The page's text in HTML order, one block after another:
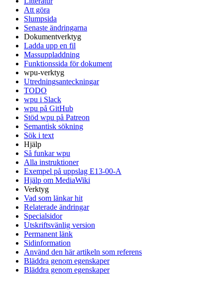
Att göra
Slumpsida
Senaste ändringarna
Dokumentverktyg
Ladda upp en fil
Massuppladdning
Funktionssida för dokument
wpu-verktyg
Utredningsanteckningar
TODO
wpu i Slack
wpu på GitHub
Stöd wpu på Patreon
Semantisk sökning
Sök i text
Hjälp
Så funkar wpu
Alla instruktioner
Exempel på uppslag E13-00-A
Hjälp om MediaWiki
Verktyg
Vad som länkar hit
Relaterade ändringar
Specialsidor
Utskriftsvänlig version
Permanent länk
Sidinformation
Använd den här artikeln som referens
Bläddra genom egenskaper
Bläddra genom egenskaper